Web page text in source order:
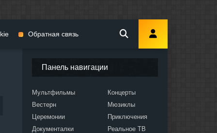
Панель навигации
Мультфильмы
Вестерн
Церемонии
Документалки
Концерты
Мюзиклы
Приключения
Реальное ТВ
Обратная связь